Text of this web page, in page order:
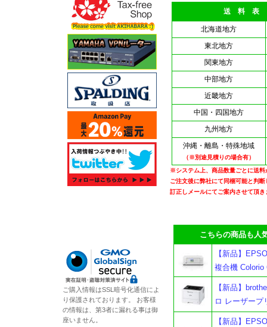
送 料 表
北海道地方
東北地方
関東地方
中部地方
近畿地方
中国・四国地方
九州地方
沖縄・離島・特殊地域
（※別途見積りの場合有）
※システム上、商品数量ごとに送料
ご注文後に弊社にて同梱可能と判
訂正しメールにてご案内させて頂き
こちらの商品も人気
【新品】
複合機 Colorio
【新品】
ロ レーザープ
【新品】
ご購入情報はSSL暗号化通信によ
り保護されております。 お客様
の情報は、第3者に漏れる事は御
座いません。